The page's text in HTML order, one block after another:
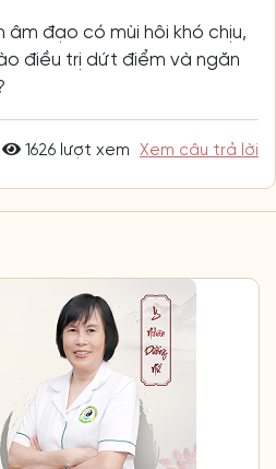
âm đạo có mùi hôi khó chịu,
điều trị dứt điểm và ngăn
1626 lượt xem Xem câu trả lời